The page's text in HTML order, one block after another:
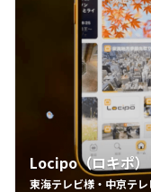
Locipo（ロキポ）
東海テレビ様・中京テ